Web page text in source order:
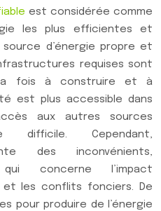
est considérée comme
les plus efficientes et
d’énergie propre et
requises sont
la fois à construire et à
est plus accessible dans
aux autres sources
difficile. Cependant,
des inconvénients,
concerne l’impact
et les conflits fonciers. De
pour produire de l’énergie